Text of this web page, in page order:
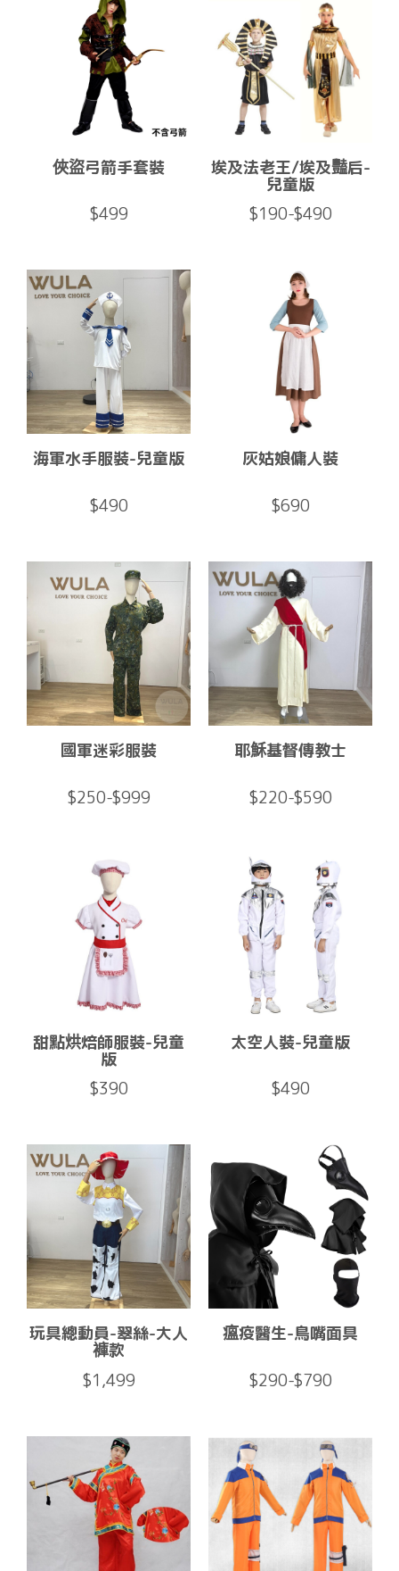
俠盜弓箭手套裝
$499
埃及法老王/埃及豔后-
兒童版
$190-$490
海軍水手服裝-兒童版
$490
灰姑娘傭人裝
$690
國軍迷彩服裝
$250-$999
耶穌基督傳教士
$220-$590
甜點烘焙師服裝-兒童
版
$390
太空人裝-兒童版
$490
玩具總動員-翠絲-大人
褲款
$1,499
瘟疫醫生-鳥嘴面具
$290-$790